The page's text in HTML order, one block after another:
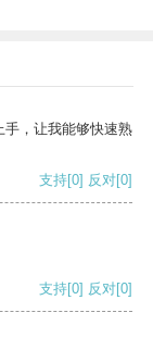
手，让我能够快速熟
支持[0] 反对[0]
支持[0] 反对[0]